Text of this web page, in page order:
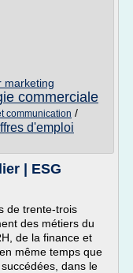
marketing
commerciale
communication /
d'emploi
| ESG
de trente-trois
des métiers du
de la finance et
même temps que
dans le